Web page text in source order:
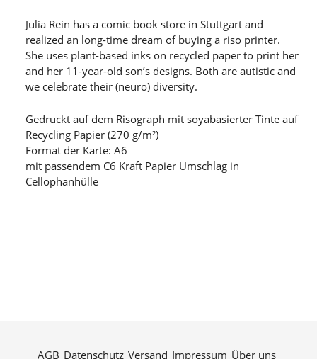
Julia Rein has a comic book store in Stuttgart and
realized an long-time dream of buying a riso printer.
She uses plant-based inks on recycled paper to print her
and her 11-year-old son’s designs. Both are autistic and
we celebrate their (neuro) diversity.
Gedruckt auf dem Risograph mit soyabasierter Tinte auf
Recycling Papier (270 g/m²)
Format der Karte: A6
mit passendem C6 Kraft Papier Umschlag in
Cellophanhülle
AGB Datenschutz Versand Impressum Über uns